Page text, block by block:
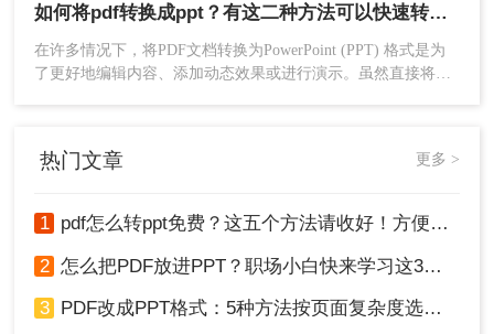
如何将pdf转换成ppt？有这二种方法可以快速转换！
在许多情况下，将PDF文档转换为PowerPoint (PPT) 格式是为
了更好地编辑内容、添加动态效果或进行演示。虽然直接将
热门文章 更多 >
1 pdf怎么转ppt免费？这五个方法请收好！方便又好用！
2 怎么把PDF放进PPT？职场小白快来学习这3种方法！
3 PDF改成PPT格式：5种方法按页面复杂度选择！